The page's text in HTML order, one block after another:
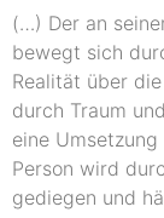
(…) Der an
bewegt sich
Realität über
durch Traum
eine
Person wird
gediegen und